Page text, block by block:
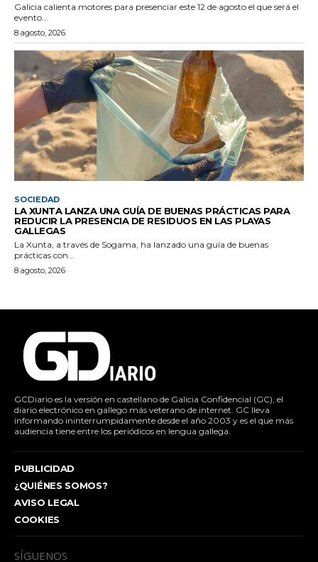
Galicia calienta motores para presenciar este 12 de agosto el que será el
evento...
8 agosto, 2026
SOCIEDAD
LA XUNTA LANZA UNA GUÍA DE BUENAS PRÁCTICAS PARA
REDUCIR LA PRESENCIA DE RESIDUOS EN LAS PLAYAS
GALLEGAS
La Xunta, a través de Sogama, ha lanzado una guía de buenas
prácticas con...
8 agosto, 2026
GCDiario es la versión en castellano de Galicia Confidencial (GC), el
diario electrónico en gallego más veterano de internet. GC lleva
informando ininterrumpidamente desde el año 2003 y es el que más
audiencia tiene entre los periódicos en lengua gallega.
PUBLICIDAD
¿QUIÉNES SOMOS?
AVISO LEGAL
COOKIES
SÍGUENOS